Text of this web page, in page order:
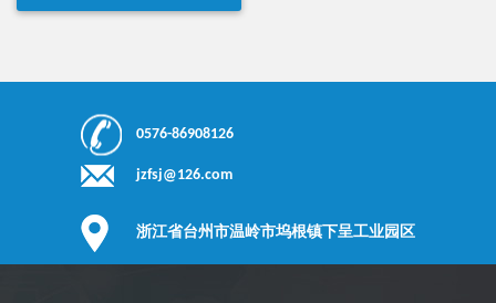
0576-86908126
jzfsj@126.com
浙江省台州市温岭市坞根镇下呈工业园区